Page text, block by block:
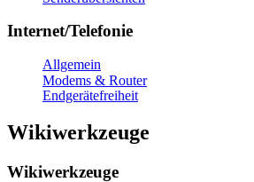
Internet/Telefonie
Allgemein
Modems & Router
Endgerätefreiheit
Wikiwerkzeuge
Wikiwerkzeuge